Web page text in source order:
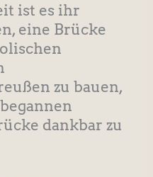
ist es ihr
eine Brücke
zu bauen,
dankbar zu